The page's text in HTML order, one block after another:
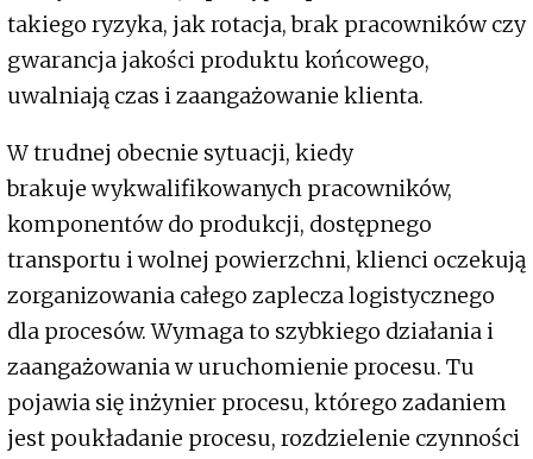
takiego ryzyka, jak rotacja, brak pracowników czy
gwarancja jakości produktu końcowego,
uwalniają czas i zaangażowanie klienta.
W trudnej obecnie sytuacji, kiedy
brakuje wykwalifikowanych pracowników,
komponentów do produkcji, dostępnego
transportu i wolnej powierzchni, klienci oczekują
zorganizowania całego zaplecza logistycznego
dla procesów. Wymaga to szybkiego działania i
zaangażowania w uruchomienie procesu. Tu
pojawia się inżynier procesu, którego zadaniem
jest poukładanie procesu, rozdzielenie czynności